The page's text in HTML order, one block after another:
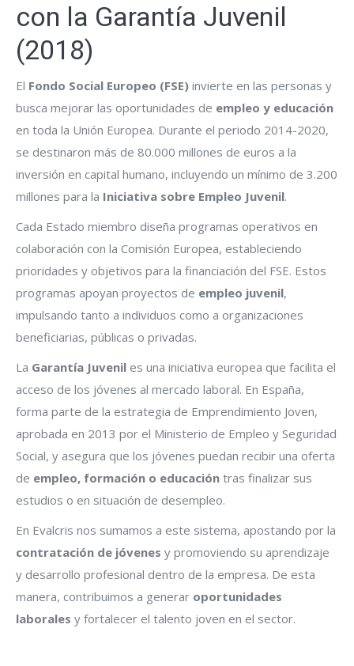
con la Garantía Juvenil
(2018)
El Fondo Social Europeo (FSE) invierte en las personas y
busca mejorar las oportunidades de empleo y educación
en toda la Unión Europea. Durante el periodo 2014-2020,
se destinaron más de 80.000 millones de euros a la
inversión en capital humano, incluyendo un mínimo de 3.200
millones para la Iniciativa sobre Empleo Juvenil.
Cada Estado miembro diseña programas operativos en
colaboración con la Comisión Europea, estableciendo
prioridades y objetivos para la financiación del FSE. Estos
programas apoyan proyectos de empleo juvenil,
impulsando tanto a individuos como a organizaciones
beneficiarias, públicas o privadas.
La Garantía Juvenil es una iniciativa europea que facilita el
acceso de los jóvenes al mercado laboral. En España,
forma parte de la estrategia de Emprendimiento Joven,
aprobada en 2013 por el Ministerio de Empleo y Seguridad
Social, y asegura que los jóvenes puedan recibir una oferta
de empleo, formación o educación tras finalizar sus
estudios o en situación de desempleo.
En Evalcris nos sumamos a este sistema, apostando por la
contratación de jóvenes y promoviendo su aprendizaje
y desarrollo profesional dentro de la empresa. De esta
manera, contribuimos a generar oportunidades
laborales y fortalecer el talento joven en el sector.